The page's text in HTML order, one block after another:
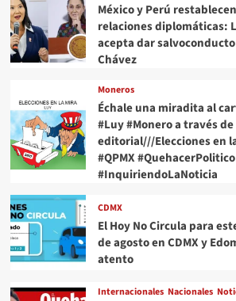
México y Perú restablecen
relaciones diplomáticas:
acepta dar
Chávez
Moneros
Échale una miradita al
#Luy #Monero a través
editorial///Elecciones en
#QPMX #QuehacerPolitico
#InquiriendoLaNoticia
CDMX
El Hoy No Circula para
de agosto en CDMX y
atento
Internacionales Nacionales